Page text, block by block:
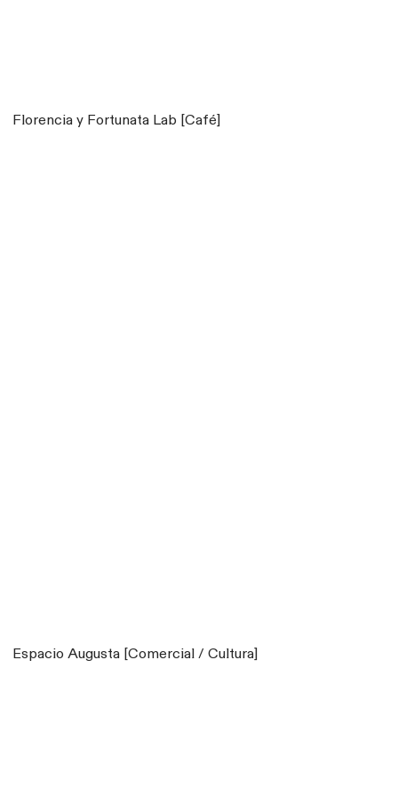
Florencia y Fortunata Lab [Café]
Espacio Augusta [Comercial / Cultura]